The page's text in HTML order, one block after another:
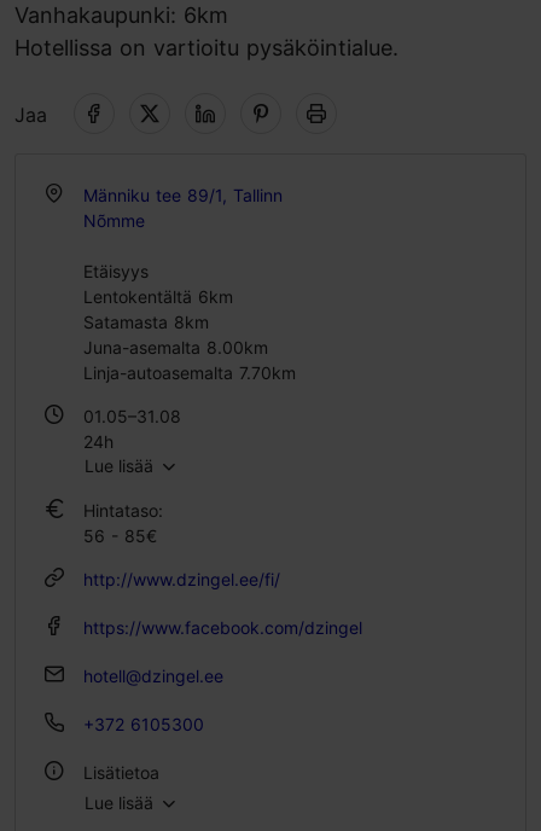
Vanhakaupunki: 6km
Hotellissa on vartioitu pysäköintialue.
Jaa
Männiku tee 89/1, Tallinn
Nõmme
Etäisyys
Lentokentältä 6km
Satamasta 8km
Juna-asemalta 8.00km
Linja-autoasemalta 7.70km
01.05–31.08
24h
24h
Lue lisää
Hintataso:
56 - 85€
http://www.dzingel.ee/fi/
https://www.facebook.com/dzingel
hotell@dzingel.ee
+372 6105300
Lisätietoa
Lue lisää